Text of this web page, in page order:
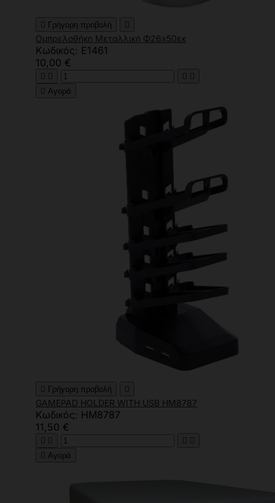
 Γρήγορη προβολή 
Ομπρελοθήκη Μεταλλική Φ26x50εκ
Κωδικός: E1461
10,00 €
   
 Αγορά
 Γρήγορη προβολή 
GAMEPAD HOLDER WITH USB HM8787
Κωδικός: HM8787
11,50 €
   
 Αγορά